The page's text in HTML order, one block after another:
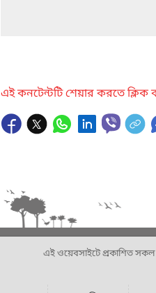
এই কনটেন্টটি শেয়ার করতে
এই ওয়েবসাইটে প্রকাশিত সকল